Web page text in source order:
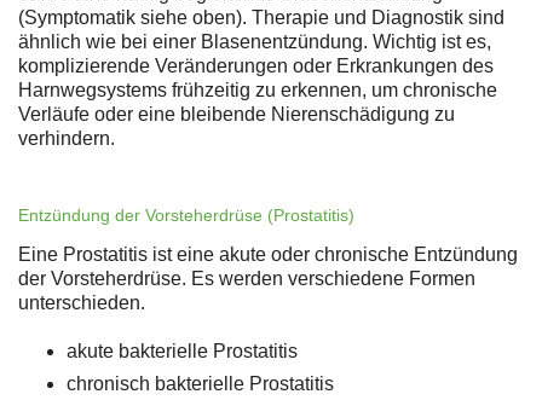
(Symptomatik siehe oben). Therapie und Diagnostik sind
ähnlich wie bei einer Blasenentzündung. Wichtig ist es,
komplizierende Veränderungen oder Erkrankungen des
Harnwegsystems frühzeitig zu erkennen, um chronische
Verläufe oder eine bleibende Nierenschädigung zu
verhindern.
Entzündung der Vorsteherdrüse (Prostatitis)
Eine Prostatitis ist eine akute oder chronische Entzündung
der Vorsteherdrüse. Es werden verschiedene Formen
unterschieden.
akute bakterielle Prostatitis
chronisch bakterielle Prostatitis